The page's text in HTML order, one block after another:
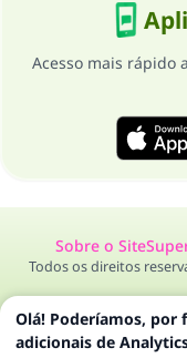
Acesso mais rápido
Sobre o Site
Todos os direitos
Olá! Poderíamos, por
adicionais de